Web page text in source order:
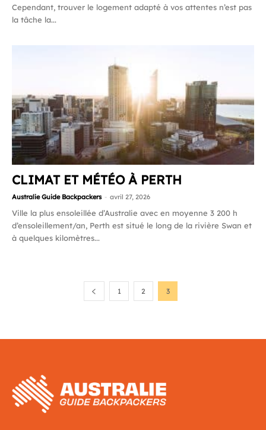
Cependant, trouver le logement adapté à vos attentes n’est pas
la tâche la...
CLIMAT ET MÉTÉO À PERTH
Australie Guide Backpackers - avril 27, 2026
Ville la plus ensoleillée d’Australie avec en moyenne 3 200 h
d’ensoleillement/an, Perth est situé le long de la rivière Swan et
à quelques kilomètres...
1 2 3